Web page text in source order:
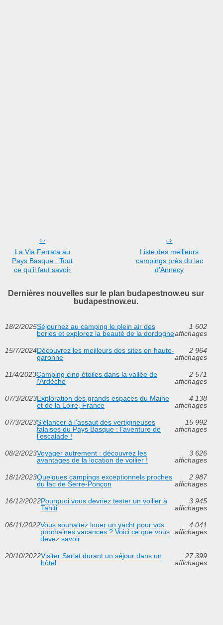
La Via Ferrata au
Pays Basque : Tout
ce qu'il faut savoir
Liste des meilleurs
campings près du lac
d'Annecy
Dernières nouvelles sur le plan budapestnow.eu sur
budapestnow.eu.
18/2/2025Séjournez au camping le plein air des
bories et explorez la beauté de la dordogne
1 602
affichages
15/7/2024Découvrez les meilleurs des sites en haute-
garonne
2 964
affichages
11/4/2023Camping cinq étoiles dans la vallée de
l'Ardèche
2 571
affichages
07/3/2023Exploration des grands espaces du Maine
et de la Loire, France
4 138
affichages
07/3/2023S'élancer à l'assaut des vertigineuses
falaises du Pays Basque : l'aventure de
l'escalade !
15 992
affichages
08/2/2023Voyager autrement : découvrez les
avantages de la location de voilier !
3 626
affichages
18/1/2023Quelques campings exceptionnels proches
du lac de Serre-Ponçon
2 987
affichages
16/12/2022Pourquoi vous devriez tester un voilier à
Tahiti
3 945
affichages
06/11/2022Vous souhaitez louer un yacht pour vos
prochaines vacances ? Voici ce que vous
devez savoir
4 041
affichages
20/10/2022Visiter Sarlat durant un séjour dans un
hôtel
27 399
affichages